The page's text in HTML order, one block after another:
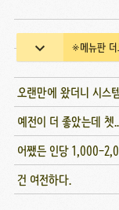
※메뉴판 더
오랜만에 왔더니 시스
예전이 더 좋았는데 쳇
어쨌든 인당 1,000-
건 여전하다.